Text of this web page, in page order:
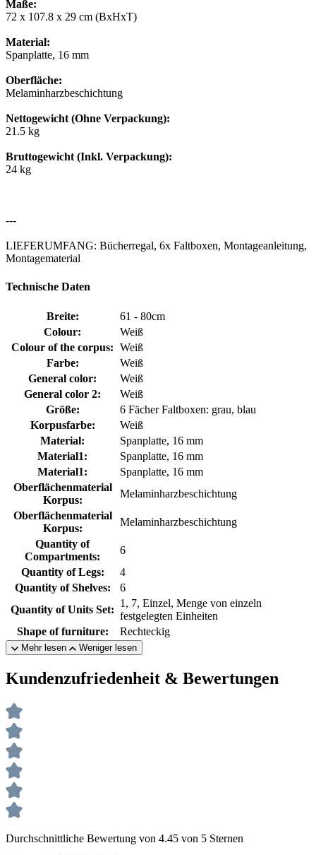
Maße:
72 x 107.8 x 29 cm (BxHxT)
Material:
Spanplatte, 16 mm
Oberfläche:
Melaminharzbeschichtung
Nettogewicht (Ohne Verpackung):
21.5 kg
Bruttogewicht (Inkl. Verpackung):
24 kg
---
LIEFERUMFANG: Bücherregal, 6x Faltboxen, Montageanleitung,
Montagematerial
Technische Daten
Breite:
61 - 80cm
Colour:
Weiß
Colour of the corpus: Weiß
Farbe:
Weiß
General color:
Weiß
General color 2:
Weiß
Größe:
6 Fächer Faltboxen: grau, blau
Korpusfarbe:
Weiß
Material:
Spanplatte, 16 mm
Material1:
Spanplatte, 16 mm
Material1:
Spanplatte, 16 mm
Oberflächenmaterial
Korpus:
Melaminharzbeschichtung
Oberflächenmaterial
Korpus:
Melaminharzbeschichtung
Quantity of
Compartments:
6
Quantity of Legs:
4
Quantity of Shelves:
6
Quantity of Units Set:
1, 7, Einzel, Menge von einzeln
festgelegten Einheiten
Shape of furniture:
Rechteckig
Mehr lesen Weniger lesen
Kundenzufriedenheit & Bewertungen
Durchschnittliche Bewertung von 4.45 von 5 Sternen